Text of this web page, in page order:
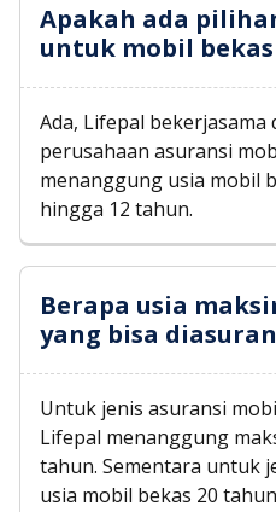
Apakah ada
untuk mobil
Ada, Lifepal bekerjasama
perusahaan asuransi
menanggung usia mobil
hingga 12 tahun.
Berapa usia
yang bisa
Untuk jenis asuransi
Lifepal menanggung
tahun. Sementara untuk
usia mobil bekas 20